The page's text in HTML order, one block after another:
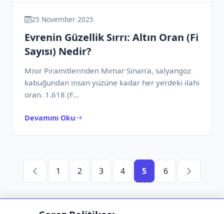
25 November 2025
Evrenin Güzellik Sırrı: Altın Oran (Fi
Sayısı) Nedir?
Mısır Piramitlerinden Mimar Sinan'a, salyangoz
kabuğundan insan yüzüne kadar her yerdeki ilahi
oran. 1.618 (F…
Devamını Oku
1 2 3 4 5 6